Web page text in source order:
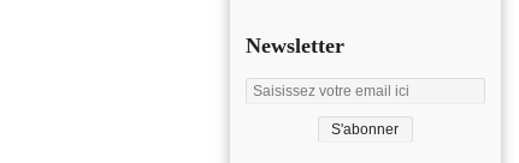
Newsletter